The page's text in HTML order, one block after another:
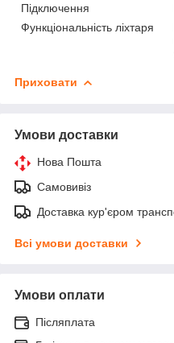
Підключення
Функціональність ліхтаря
Приховати
Умови доставки
Нова Пошта
Самовивіз
Доставка кур'єром
Всі умови доставки
Умови оплати
Післяплата